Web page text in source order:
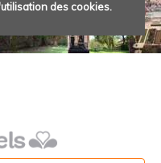
des cookies.